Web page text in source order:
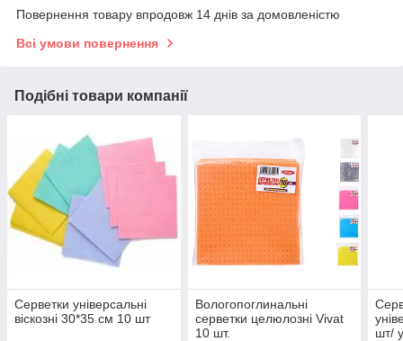
Повернення товару впродовж 14 днів за домовленістю
Всі умови повернення
Подібні товари компанії
Серветки універсальні
віскозні 30*35 см 10 шт
Вологопоглинальні
серветки целюлозні Vivat
10 шт.
шт/